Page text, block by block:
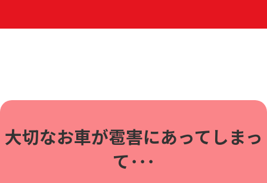
大切なお車が雹害にあってしまっ
て･･･